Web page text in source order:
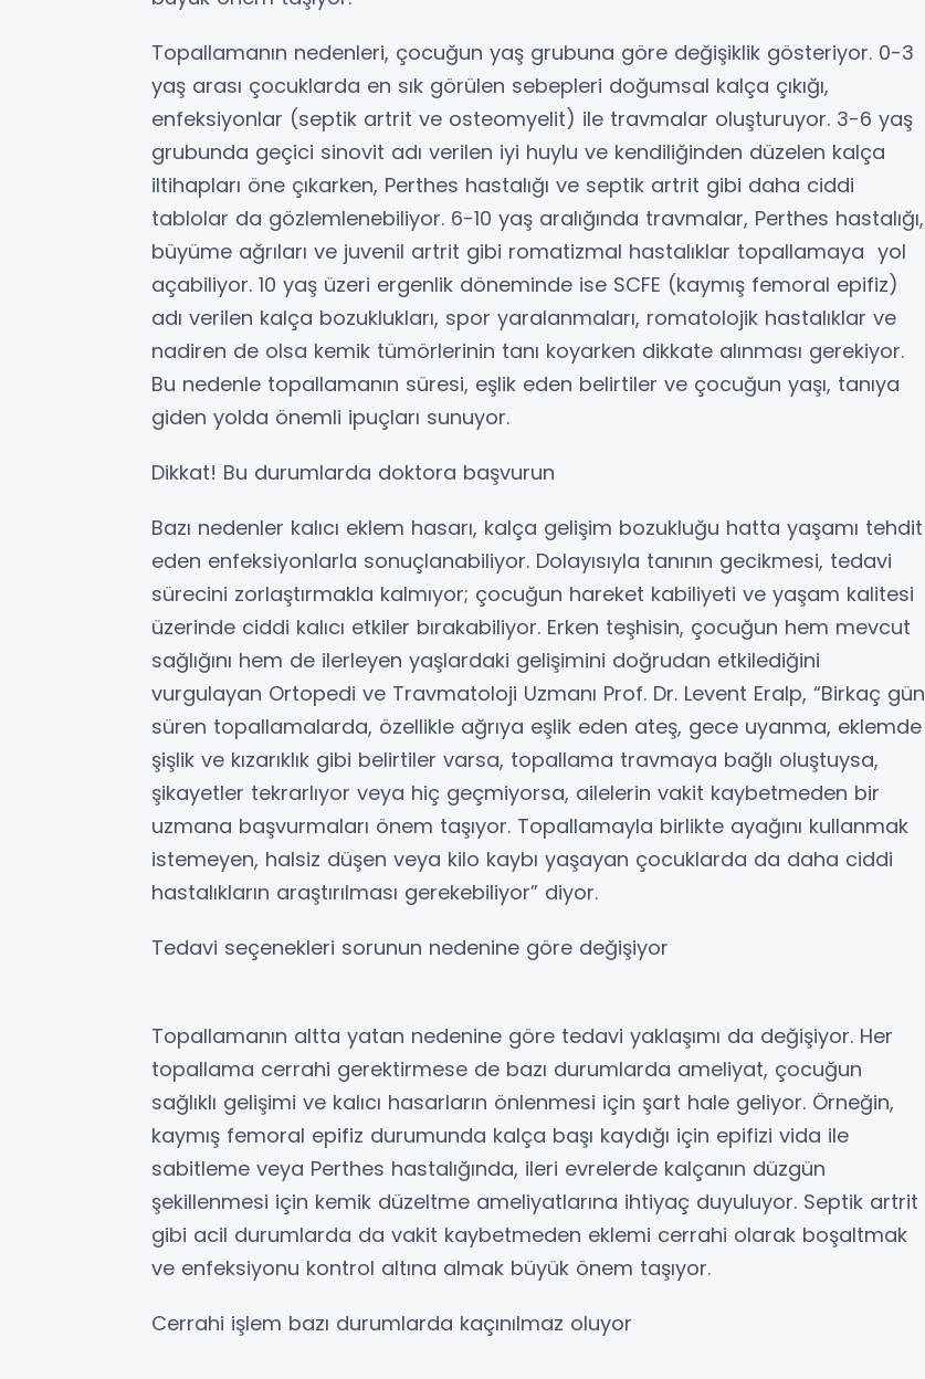
Topallamanın nedenleri, çocuğun yaş grubuna göre değişiklik gösteriyor. 0-3
yaş arası çocuklarda en sık görülen sebepleri doğumsal kalça çıkığı,
enfeksiyonlar (septik artrit ve osteomyelit) ile travmalar oluşturuyor. 3-6 yaş
grubunda geçici sinovit adı verilen iyi huylu ve kendiliğinden düzelen kalça
iltihapları öne çıkarken, Perthes hastalığı ve septik artrit gibi daha ciddi
tablolar da gözlemlenebiliyor. 6-10 yaş aralığında travmalar, Perthes hastalığı,
büyüme ağrıları ve juvenil artrit gibi romatizmal hastalıklar topallamaya yol
açabiliyor. 10 yaş üzeri ergenlik döneminde ise SCFE (kaymış femoral epifiz)
adı verilen kalça bozuklukları, spor yaralanmaları, romatolojik hastalıklar ve
nadiren de olsa kemik tümörlerinin tanı koyarken dikkate alınması gerekiyor.
Bu nedenle topallamanın süresi, eşlik eden belirtiler ve çocuğun yaşı, tanıya
giden yolda önemli ipuçları sunuyor.
Dikkat! Bu durumlarda doktora başvurun
Bazı nedenler kalıcı eklem hasarı, kalça gelişim bozukluğu hatta yaşamı tehdit
eden enfeksiyonlarla sonuçlanabiliyor. Dolayısıyla tanının gecikmesi, tedavi
sürecini zorlaştırmakla kalmıyor; çocuğun hareket kabiliyeti ve yaşam kalitesi
üzerinde ciddi kalıcı etkiler bırakabiliyor. Erken teşhisin, çocuğun hem mevcut
sağlığını hem de ilerleyen yaşlardaki gelişimini doğrudan etkilediğini
vurgulayan Ortopedi ve Travmatoloji Uzmanı Prof. Dr. Levent Eralp, “Birkaç gün
süren topallamalarda, özellikle ağrıya eşlik eden ateş, gece uyanma, eklemde
şişlik ve kızarıklık gibi belirtiler varsa, topallama travmaya bağlı oluştuysa,
şikayetler tekrarlıyor veya hiç geçmiyorsa, ailelerin vakit kaybetmeden bir
uzmana başvurmaları önem taşıyor. Topallamayla birlikte ayağını kullanmak
istemeyen, halsiz düşen veya kilo kaybı yaşayan çocuklarda da daha ciddi
hastalıkların araştırılması gerekebiliyor” diyor.
Tedavi seçenekleri sorunun nedenine göre değişiyor
Topallamanın altta yatan nedenine göre tedavi yaklaşımı da değişiyor. Her
topallama cerrahi gerektirmese de bazı durumlarda ameliyat, çocuğun
sağlıklı gelişimi ve kalıcı hasarların önlenmesi için şart hale geliyor. Örneğin,
kaymış femoral epifiz durumunda kalça başı kaydığı için epifizi vida ile
sabitleme veya Perthes hastalığında, ileri evrelerde kalçanın düzgün
şekillenmesi için kemik düzeltme ameliyatlarına ihtiyaç duyuluyor. Septik artrit
gibi acil durumlarda da vakit kaybetmeden eklemi cerrahi olarak boşaltmak
ve enfeksiyonu kontrol altına almak büyük önem taşıyor.
Cerrahi işlem bazı durumlarda kaçınılmaz oluyor